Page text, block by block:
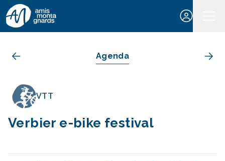
Aller au contenu
Agenda
Verbier e-bike festival
VTT